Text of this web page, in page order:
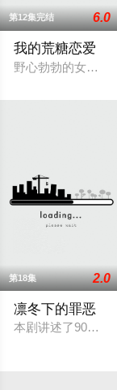
第12集完结 6.0
我的荒糖恋爱
野心勃勃的女检察
第18集 2.0
凛冬下的罪恶
本剧讲述了90年代